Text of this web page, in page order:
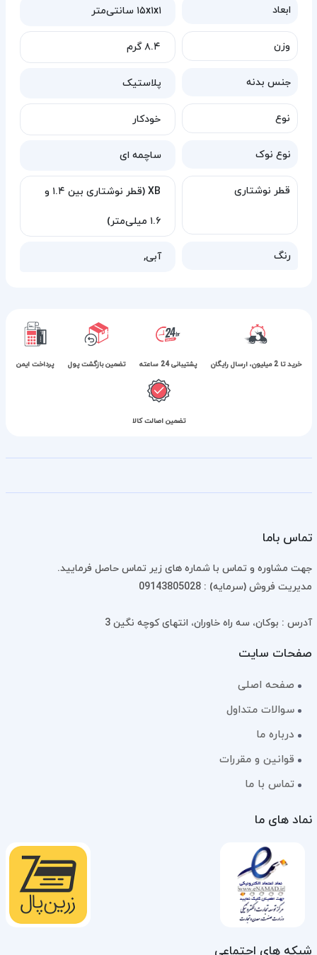
ابعاد
۱۵x۱x۱ سانتی‌متر
وزن
۸.۴ گرم
جنس بدنه
پلاستیک
نوع
خودکار
نوع نوک
ساچمه ای
قطر نوشتاری
XB (قطر نوشتاری بین ۱.۴ و
۱.۶ میلی‌متر)
رنگ
آبی,
خرید تا 2 میلیون، ارسال رایگان پشتیبانی 24 ساعته تضمین بازگشت پول پرداخت ایمن
تضمین اصالت کالا
تماس باما
جهت مشاوره و تماس با شماره های زیر تماس حاصل فرمایید.
مدیریت فروش (سرمایه) : 09143805028
آدرس : بوکان، سه راه خاوران، انتهای کوچه نگین 3
صفحات سایت
صفحه اصلی
سوالات متداول
درباره ما
قوانین و مقررات
تماس با ما
نماد های ما
شبکه های اجتماعی